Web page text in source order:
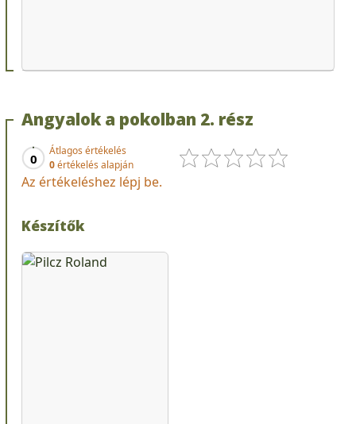
Angyalok a pokolban 2. rész
0
Átlagos értékelés
0értékelés alapján
Az értékeléshez lépj be.
Készítők